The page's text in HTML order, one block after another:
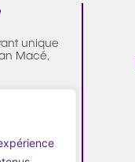
unique
Macé,
en plats
notre